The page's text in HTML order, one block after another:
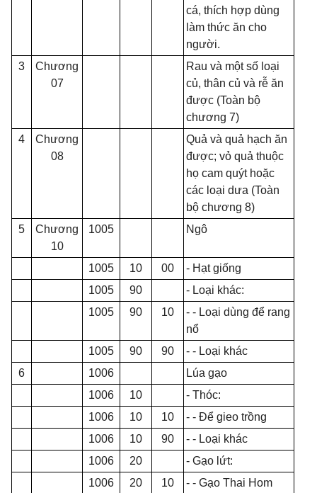
cá, thích hợp dùng
làm thức ăn cho
người.
3
Chương
07
Rau và một số loại
củ, thân củ và rễ ăn
được (Toàn bộ
chương 7)
4
Chương
08
Quả và quả hạch ăn
được; vỏ quả thuộc
họ cam quýt hoặc
các loại dưa (Toàn
bộ chương 8)
5
Chương
10
1005 Ngô
1005 10 00 - Hạt giống
1005
90
- Loại khác:
1005
90 10 - - Loại dùng để rang
nổ
1005
90 90
- - Loại khác
6
1006
Lúa gạo
1006
10
- Thóc:
1006
10 10
- - Để gieo trồng
1006
10 90
- - Loại khác
1006
20 - Gạo lứt:
1006
20 10 - - Gạo Thai Hom